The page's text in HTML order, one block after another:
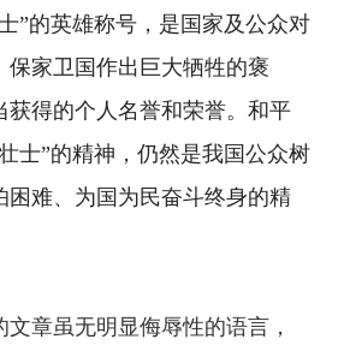
的英雄称号，是国家及公众对
保家卫国作出巨大牺牲的褒
获得的个人名誉和荣誉。和平
士”的精神，仍然是我国公众树
困难、为国为民奋斗终身的精
章虽无明显侮辱性的语言，